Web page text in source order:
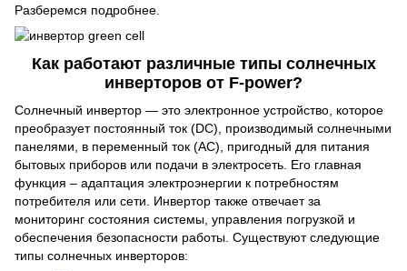
Разберемся подробнее.
Как работают различные типы солнечных
инверторов от F-power?
Солнечный инвертор — это электронное устройство, которое
преобразует постоянный ток (DC), производимый солнечными
панелями, в переменный ток (AC), пригодный для питания
бытовых приборов или подачи в электросеть. Его главная
функция – адаптация электроэнергии к потребностям
потребителя или сети. Инвертор также отвечает за
мониторинг состояния системы, управления погрузкой и
обеспечения безопасности работы. Существуют следующие
типы солнечных инверторов: